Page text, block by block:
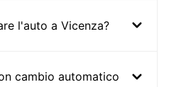
l'auto a Vicenza?
cambio automatico